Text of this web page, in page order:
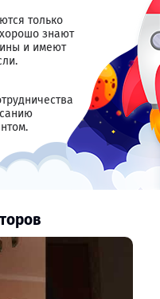
только
знают
и имеют